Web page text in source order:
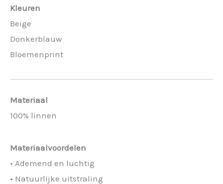
Kleuren
Beige
Donkerblauw
Bloemenprint
Materiaal
100% linnen
Materiaalvoordelen
• Ademend en luchtig
• Natuurlijke uitstraling